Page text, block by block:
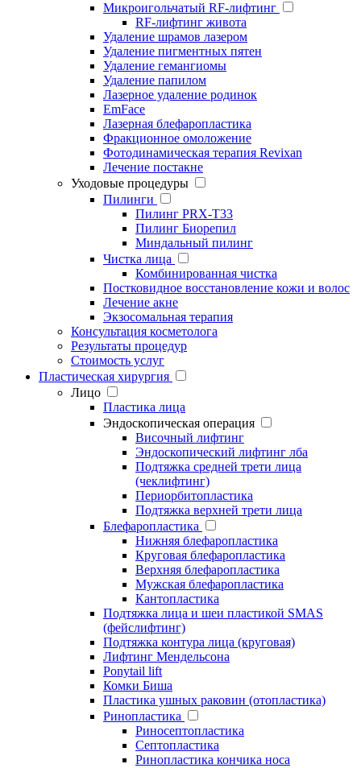
Микроигольчатый RF-лифтинг
RF-лифтинг живота
Удаление шрамов лазером
Удаление пигментных пятен
Удаление гемангиомы
Удаление папилом
Лазерное удаление родинок
EmFace
Лазерная блефаропластика
Фракционное омоложение
Фотодинамическая терапия Revixan
Лечение постакне
Уходовые процедуры
Пилинги
Пилинг PRX-T33
Пилинг Биорепил
Миндальный пилинг
Чистка лица
Комбинированная чистка
Постковидное восстановление кожи и волос
Лечение акне
Экзосомальная терапия
Консультация косметолога
Результаты процедур
Стоимость услуг
Пластическая хирургия
Лицо
Пластика лица
Эндоскопическая операция
Височный лифтинг
Эндоскопический лифтинг лба
Подтяжка средней трети лица
(чеклифтинг)
Периорбитопластика
Подтяжка верхней трети лица
Блефаропластика
Нижняя блефаропластика
Круговая блефаропластика
Верхняя блефаропластика
Мужская блефаропластика
Кантопластика
Подтяжка лица и шеи пластикой SMAS
(фейслифтинг)
Подтяжка контура лица (круговая)
Лифтинг Мендельсона
Ponytail lift
Комки Биша
Пластика ушных раковин (отопластика)
Ринопластика
Риносептопластика
Септопластика
Ринопластика кончика носа